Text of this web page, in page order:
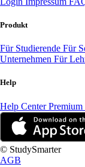
Produkt
Für Studierende Für
Unternehmen Für
Help
Help Center
© StudySmarter
AGB